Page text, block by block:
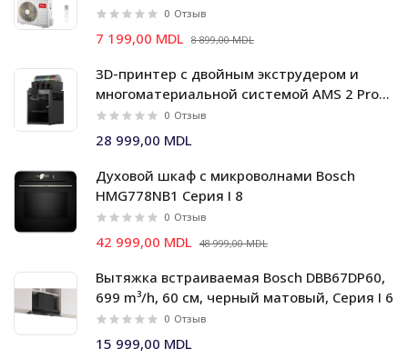
0 Отзыв
7 199,00 MDL 8 899,00 MDL
3D-принтер с двойным экструдером и
многоматериальной системой AMS 2 Pro
Bambu Lab X2D Combo
0 Отзыв
28 999,00 MDL
Духовой шкаф c микроволнами Bosch
HMG778NB1 Серия I 8
0 Отзыв
42 999,00 MDL 48 999,00 MDL
Вытяжка встраиваемая Bosch DBB67DP60,
699 m³/h, 60 см, черный матовый, Серия I 6
0 Отзыв
15 999,00 MDL